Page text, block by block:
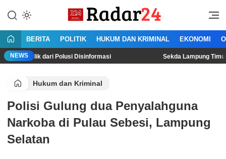
konten
Radar24.co.id
Jujur Lantang Bersuara
BERITA POLITIK HUKUM DAN KRIMINAL EKONOMI
NEWS
dari Polusi Disinformasi ‎Sekda Lampung Timur Lantik 24
Hukum dan Kriminal
Polisi Gulung dua Penyalahguna
Narkoba di Pulau Sebesi, Lampung
Selatan